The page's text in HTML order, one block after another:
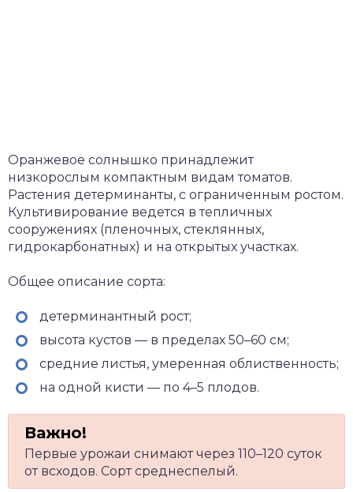
Оранжевое солнышко принадлежит
низкорослым компактным видам томатов.
Растения детерминанты, с ограниченным ростом.
Культивирование ведется в тепличных
сооружениях (пленочных, стеклянных,
гидрокарбонатных) и на открытых участках.
Общее описание сорта:
детерминантный рост;
высота кустов — в пределах 50–60 см;
средние листья, умеренная облиственность;
на одной кисти — по 4–5 плодов.
Первые урожаи снимают через 110–120 суток
от всходов. Сорт среднеспелый.